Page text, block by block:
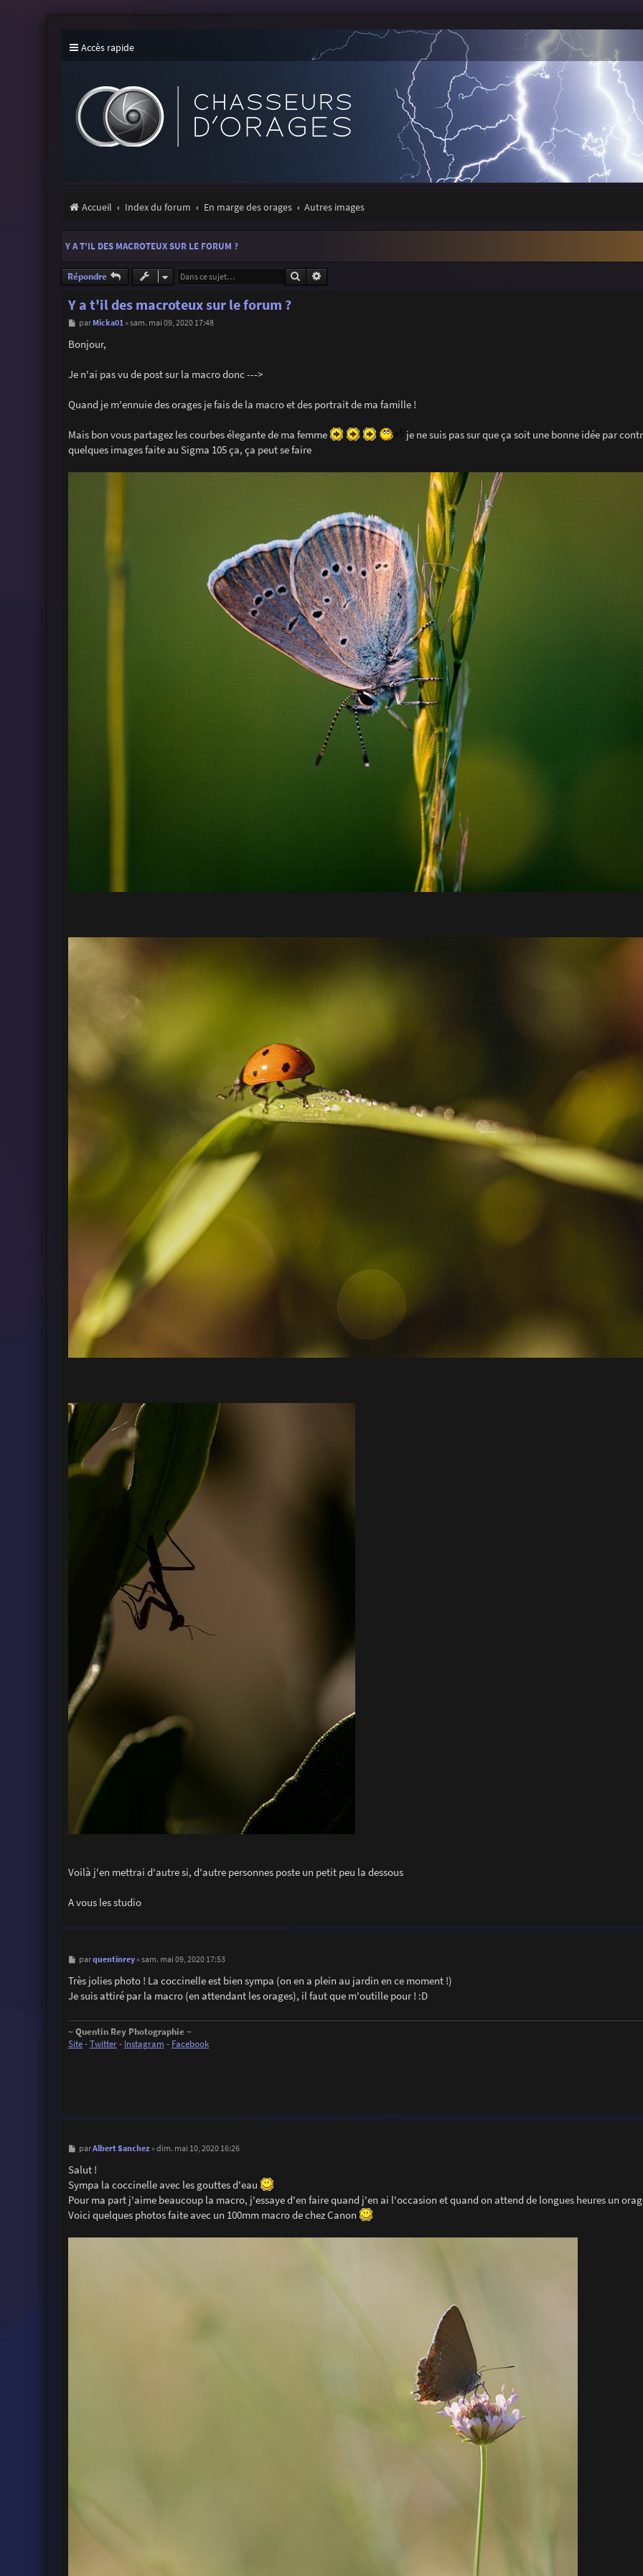
Accès rapide
Accueil Index du forum En marge des orages Autres images
Y A T'IL DES MACROTEUX SUR LE FORUM ?
Répondre Rechercher
Y a t'il des macroteux sur le forum ?
M
s
s
e
par Micka01 »sam. mai 09, 2020 17:48
Bonjour,
Je n'ai pas vu de post sur la macro donc --->
Quand je m'ennuie des orages je fais de la macro et des portrait de ma famille !
Mais bon vous partagez les courbes élegante de ma femme
je ne suis pas sur que ça soit une bonne idée par
quelques images faite au Sigma 105 ça, ça peut se faire
Voilà j'en mettrai d'autre si, d'autre personnes poste un petit peu la dessous
A vous les studio
M
s
s
a
parquentinrey»sam. mai 09, 2020 17:53
Très jolies photo ! La coccinelle est bien sympa (on en a plein au jardin en ce moment !)
Je suis attiré par la macro (en attendant les orages), il faut que m'outille pour ! :D
~ Quentin Rey Photographie ~
Site-Twitter- Instagram - Facebook
M
s
s
a
e
parAlbert Sanchez»dim. mai 10, 2020 16:26
Salut !
Sympa la coccinelle avec les gouttes d'eau
Pour ma part j'aime beaucoup la macro, j'essaye d'en faire quand j'en ai l'occasion et quand on attend de longues heures un
Voici quelques photos faite avec un 100mm macro de chez Canon